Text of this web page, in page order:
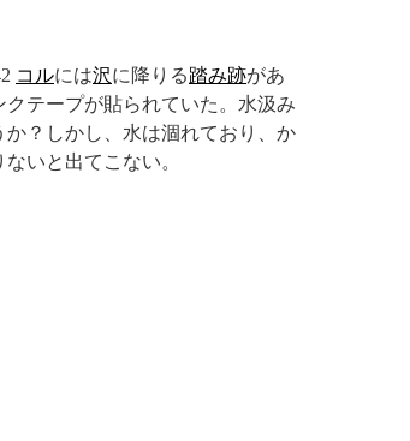
コルには沢に降りる踏み跡があ
クテープが貼られていた。水汲み
か？しかし、水は涸れており、か
ないと出てこない。